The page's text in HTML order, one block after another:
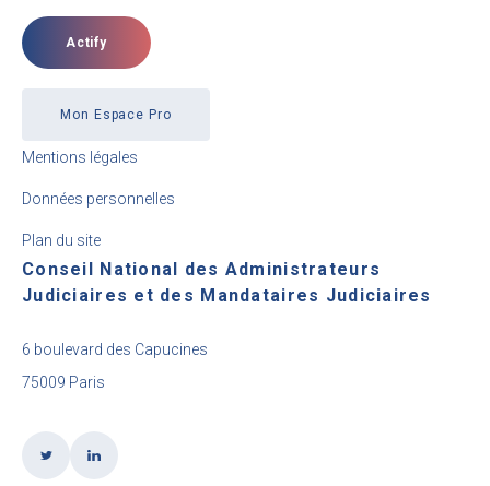
Actify
Mon Espace Pro
Mentions légales
Données personnelles
Plan du site
Conseil National des Administrateurs
Judiciaires et des Mandataires Judiciaires
6 boulevard des Capucines
75009 Paris